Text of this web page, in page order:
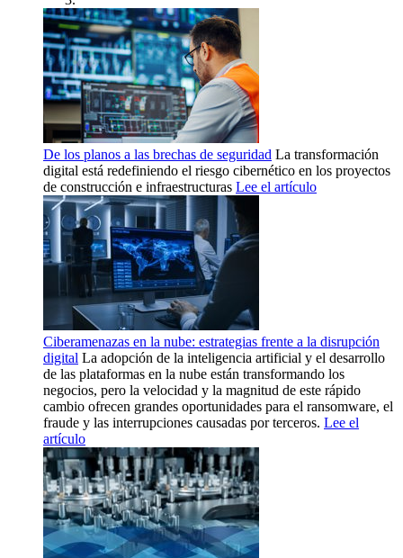
De los planos a las brechas de seguridad La transformación
digital está redefiniendo el riesgo cibernético en los proyectos
de construcción e infraestructuras Lee el artículo
Ciberamenazas en la nube: estrategias frente a la disrupción
digital La adopción de la inteligencia artificial y el desarrollo
de las plataformas en la nube están transformando los
negocios, pero la velocidad y la magnitud de este rápido
cambio ofrecen grandes oportunidades para el ransomware, el
fraude y las interrupciones causadas por terceros. Lee el
artículo